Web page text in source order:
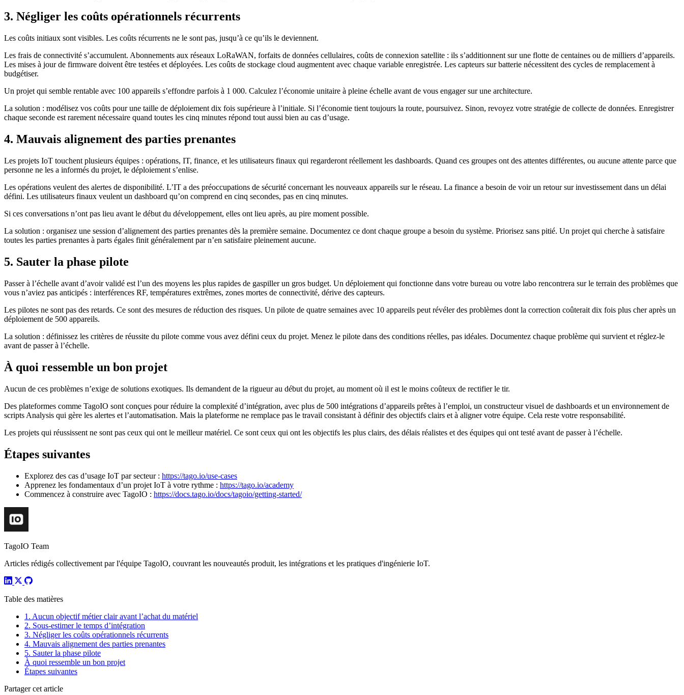
3. Négliger les coûts opérationnels récurrents
Les coûts initiaux sont visibles. Les coûts récurrents ne le sont pas, jusqu’à ce qu’ils le deviennent.
Les frais de connectivité s’accumulent. Abonnements aux réseaux LoRaWAN, forfaits de données cellulaires, coûts de connexion satellite : ils s’additionnent sur une flotte de centaines ou de milliers d’appareils.
Les mises à jour de firmware doivent être testées et déployées. Les coûts de stockage cloud augmentent avec chaque variable enregistrée. Les capteurs sur batterie nécessitent des cycles de remplacement à
budgétiser.
Un projet qui semble rentable avec 100 appareils s’effondre parfois à 1 000. Calculez l’économie unitaire à pleine échelle avant de vous engager sur une architecture.
La solution : modélisez vos coûts pour une taille de déploiement dix fois supérieure à l’initiale. Si l’économie tient toujours la route, poursuivez. Sinon, revoyez votre stratégie de collecte de données. Enregistrer
chaque seconde est rarement nécessaire quand toutes les cinq minutes répond tout aussi bien au cas d’usage.
4. Mauvais alignement des parties prenantes
Les projets IoT touchent plusieurs équipes : opérations, IT, finance, et les utilisateurs finaux qui regarderont réellement les dashboards. Quand ces groupes ont des attentes différentes, ou aucune attente parce que
personne ne les a informés du projet, le déploiement s’enlise.
Les opérations veulent des alertes de disponibilité. L’IT a des préoccupations de sécurité concernant les nouveaux appareils sur le réseau. La finance a besoin de voir un retour sur investissement dans un délai
défini. Les utilisateurs finaux veulent un dashboard qu’on comprend en cinq secondes, pas en cinq minutes.
Si ces conversations n’ont pas lieu avant le début du développement, elles ont lieu après, au pire moment possible.
La solution : organisez une session d’alignement des parties prenantes dès la première semaine. Documentez ce dont chaque groupe a besoin du système. Priorisez sans pitié. Un projet qui cherche à satisfaire
toutes les parties prenantes à parts égales finit généralement par n’en satisfaire pleinement aucune.
5. Sauter la phase pilote
Passer à l’échelle avant d’avoir validé est l’un des moyens les plus rapides de gaspiller un gros budget. Un déploiement qui fonctionne dans votre bureau ou votre labo rencontrera sur le terrain des problèmes que
vous n’aviez pas anticipés : interférences RF, températures extrêmes, zones mortes de connectivité, dérive des capteurs.
Les pilotes ne sont pas des retards. Ce sont des mesures de réduction des risques. Un pilote de quatre semaines avec 10 appareils peut révéler des problèmes dont la correction coûterait dix fois plus cher après un
déploiement de 500 appareils.
La solution : définissez les critères de réussite du pilote comme vous avez défini ceux du projet. Menez le pilote dans des conditions réelles, pas idéales. Documentez chaque problème qui survient et réglez-le
avant de passer à l’échelle.
À quoi ressemble un bon projet
Aucun de ces problèmes n’exige de solutions exotiques. Ils demandent de la rigueur au début du projet, au moment où il est le moins coûteux de rectifier le tir.
Des plateformes comme TagoIO sont conçues pour réduire la complexité d’intégration, avec plus de 500 intégrations d’appareils prêtes à l’emploi, un constructeur visuel de dashboards et un environnement de
scripts Analysis qui gère les alertes et l’automatisation. Mais la plateforme ne remplace pas le travail consistant à définir des objectifs clairs et à aligner votre équipe. Cela reste votre responsabilité.
Les projets qui réussissent ne sont pas ceux qui ont le meilleur matériel. Ce sont ceux qui ont les objectifs les plus clairs, des délais réalistes et des équipes qui ont testé avant de passer à l’échelle.
Étapes suivantes
Explorez des cas d’usage IoT par secteur : https://tago.io/use-cases
Apprenez les fondamentaux d’un projet IoT à votre rythme : https://tago.io/academy
Commencez à construire avec TagoIO : https://docs.tago.io/docs/tagoio/getting-started/
TagoIO Team
Articles rédigés collectivement par l'équipe TagoIO, couvrant les nouveautés produit, les intégrations et les pratiques d'ingénierie IoT.
Table des matières
1. Aucun objectif métier clair avant l’achat du matériel
2. Sous-estimer le temps d’intégration
3. Négliger les coûts opérationnels récurrents
4. Mauvais alignement des parties prenantes
5. Sauter la phase pilote
À quoi ressemble un bon projet
Étapes suivantes
Partager cet article